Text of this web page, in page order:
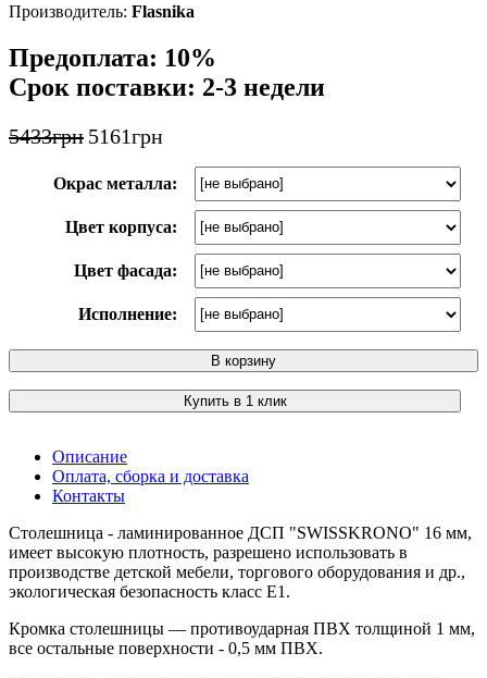
Flasnika
Предоплата: 10%
Срок поставки: 2-3 недели
5433грн 5161грн
Окрас металла:
Цвет корпуса:
Цвет фасада:
Исполнение:
В корзину
Купить в 1 клик
Описание
Оплата, сборка и доставка
Контакты
Столешница - ламинированное ДСП "SWISSKRONO" 16 мм,
имеет высокую плотность, разрешено использовать в
производстве детской мебели, торгового оборудования и др.,
экологическая безопасность класс Е1.
Кромка столешницы — противоударная ПВХ толщиной 1 мм,
все остальные поверхности - 0,5 мм ПВХ.